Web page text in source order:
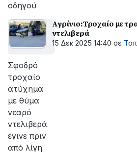
οδηγού
Αγρίνιο:Τροχαίο με
ντελιβερά
15 Δεκ 2025 14:40 σε
Σφοδρό
τροχαίο
ατύχημα
με θύμα
νεαρό
ντελιβερά
έγινε πριν
από λίγη